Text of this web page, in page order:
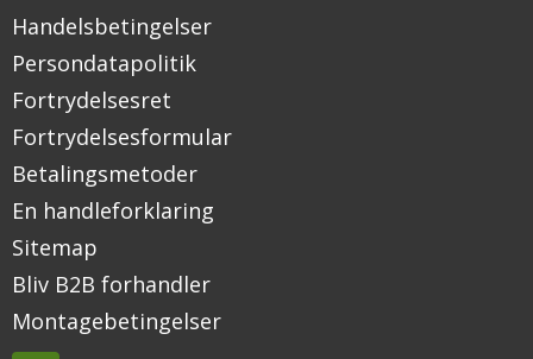
Handelsbetingelser
Persondatapolitik
Fortrydelsesret
Fortrydelsesformular
Betalingsmetoder
En handleforklaring
Sitemap
Bliv B2B forhandler
Montagebetingelser